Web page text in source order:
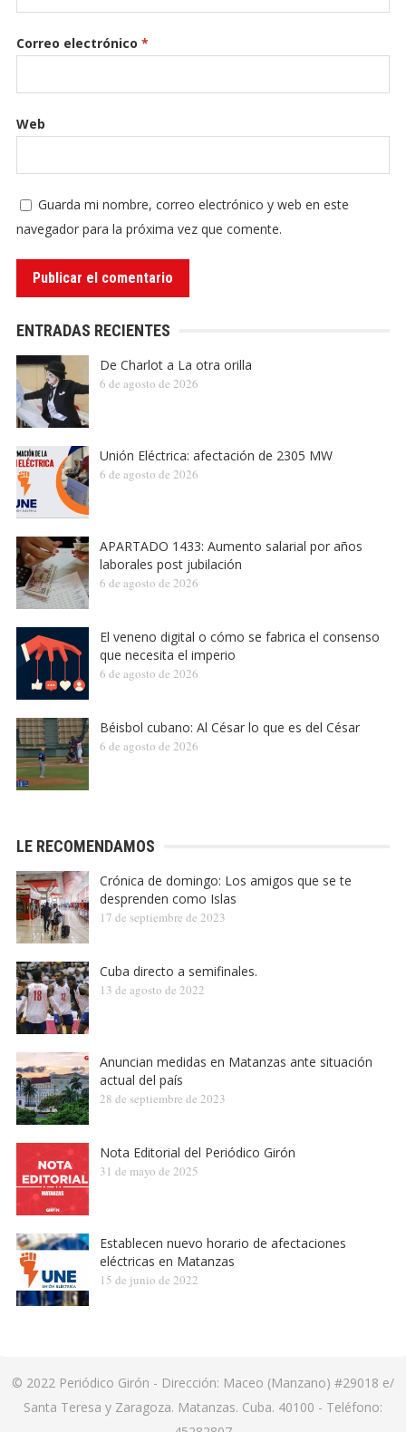
Correo electrónico *
Web
Guarda mi nombre, correo electrónico y web en este
navegador para la próxima vez que comente.
ENTRADAS RECIENTES
De Charlot a La otra orilla
6 de agosto de 2026
Unión Eléctrica: afectación de 2305 MW
6 de agosto de 2026
APARTADO 1433: Aumento salarial por años
laborales post jubilación
6 de agosto de 2026
El veneno digital o cómo se fabrica el consenso
que necesita el imperio
6 de agosto de 2026
Béisbol cubano: Al César lo que es del César
6 de agosto de 2026
LE RECOMENDAMOS
Crónica de domingo: Los amigos que se te
desprenden como Islas
17 de septiembre de 2023
Cuba directo a semifinales.
13 de agosto de 2022
Anuncian medidas en Matanzas ante situación
actual del país
28 de septiembre de 2023
Nota Editorial del Periódico Girón
31 de mayo de 2025
Establecen nuevo horario de afectaciones
eléctricas en Matanzas
15 de junio de 2022
© 2022 Periódico Girón - Dirección: Maceo (Manzano) #29018 e/
Santa Teresa y Zaragoza. Matanzas. Cuba. 40100 - Teléfono: